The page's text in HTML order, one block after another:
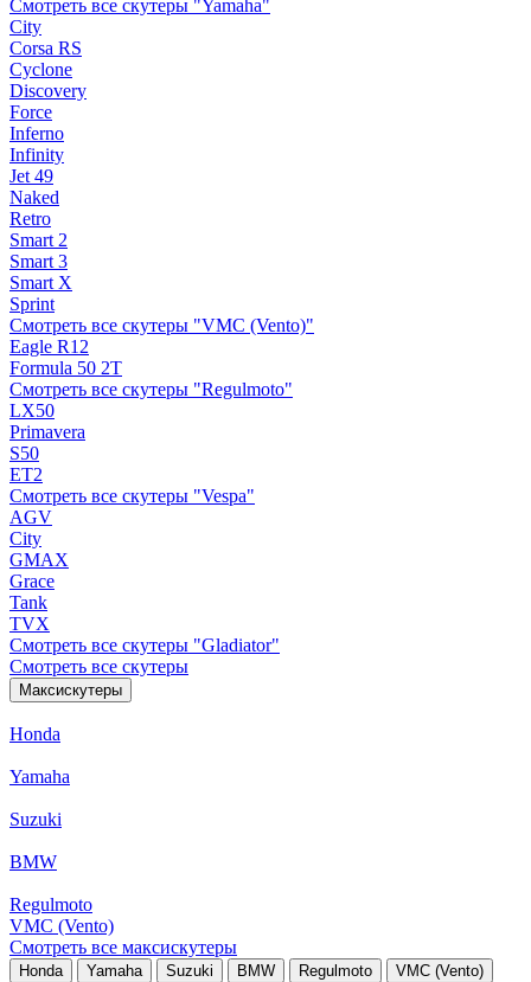
Смотреть все скутеры "Yamaha"
City
Corsa RS
Cyclone
Discovery
Force
Inferno
Infinity
Jet 49
Naked
Retro
Smart 2
Smart 3
Smart X
Sprint
Смотреть все скутеры "VMC (Vento)"
Eagle R12
Formula 50 2Т
Смотреть все скутеры "Regulmoto"
LX50
Primavera
S50
ET2
Смотреть все скутеры "Vespa"
AGV
City
GMAX
Grace
Tank
TVX
Смотреть все скутеры "Gladiator"
Смотреть все скутеры
Максискутеры
Honda
Yamaha
Suzuki
BMW
Regulmoto
VMC (Vento)
Смотреть все максискутеры
Honda Yamaha Suzuki BMW Regulmoto VMC (Vento)